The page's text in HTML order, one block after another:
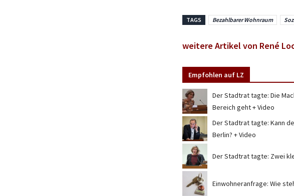
TAGS Bezahlbarer Wohnraum
weitere Artikel von René
Empfohlen auf LZ
Der Stadtrat tagte: Die
Bereich geht + Video
Der Stadtrat tagte: Kann
Berlin? + Video
Der Stadtrat tagte: Zwei
Einwohneranfrage: Wie